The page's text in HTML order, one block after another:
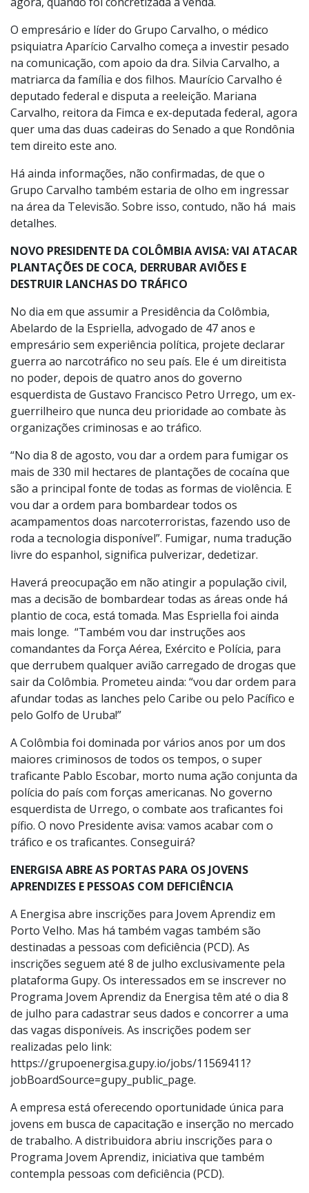
O empresário e líder do Grupo Carvalho, o médico
psiquiatra Aparício Carvalho começa a investir pesado
na comunicação, com apoio da dra. Silvia Carvalho, a
matriarca da família e dos filhos. Maurício Carvalho é
deputado federal e disputa a reeleição. Mariana
Carvalho, reitora da Fimca e ex-deputada federal, agora
quer uma das duas cadeiras do Senado a que Rondônia
tem direito este ano.
Há ainda informações, não confirmadas, de que o
Grupo Carvalho também estaria de olho em ingressar
na área da Televisão. Sobre isso, contudo, não há mais
detalhes.
NOVO PRESIDENTE DA COLÔMBIA AVISA: VAI ATACAR
PLANTAÇÕES DE COCA, DERRUBAR AVIÕES E
DESTRUIR LANCHAS DO TRÁFICO
No dia em que assumir a Presidência da Colômbia,
Abelardo de la Espriella, advogado de 47 anos e
empresário sem experiência política, projete declarar
guerra ao narcotráfico no seu país. Ele é um direitista
no poder, depois de quatro anos do governo
esquerdista de Gustavo Francisco Petro Urrego, um ex-
guerrilheiro que nunca deu prioridade ao combate às
organizações criminosas e ao tráfico.
“No dia 8 de agosto, vou dar a ordem para fumigar os
mais de 330 mil hectares de plantações de cocaína que
são a principal fonte de todas as formas de violência. E
vou dar a ordem para bombardear todos os
acampamentos doas narcoterroristas, fazendo uso de
roda a tecnologia disponível”. Fumigar, numa tradução
livre do espanhol, significa pulverizar, dedetizar.
Haverá preocupação em não atingir a população civil,
mas a decisão de bombardear todas as áreas onde há
plantio de coca, está tomada. Mas Espriella foi ainda
mais longe. “Também vou dar instruções aos
comandantes da Força Aérea, Exército e Polícia, para
que derrubem qualquer avião carregado de drogas que
sair da Colômbia. Prometeu ainda: “vou dar ordem para
afundar todas as lanches pelo Caribe ou pelo Pacífico e
pelo Golfo de Uruba!”
A Colômbia foi dominada por vários anos por um dos
maiores criminosos de todos os tempos, o super
traficante Pablo Escobar, morto numa ação conjunta da
polícia do país com forças americanas. No governo
esquerdista de Urrego, o combate aos traficantes foi
pífio. O novo Presidente avisa: vamos acabar com o
tráfico e os traficantes. Conseguirá?
ENERGISA ABRE AS PORTAS PARA OS JOVENS
APRENDIZES E PESSOAS COM DEFICIÊNCIA
A Energisa abre inscrições para Jovem Aprendiz em
Porto Velho. Mas há também vagas também são
destinadas a pessoas com deficiência (PCD). As
inscrições seguem até 8 de julho exclusivamente pela
plataforma Gupy. Os interessados em se inscrever no
Programa Jovem Aprendiz da Energisa têm até o dia 8
de julho para cadastrar seus dados e concorrer a uma
das vagas disponíveis. As inscrições podem ser
realizadas pelo link:
https://grupoenergisa.gupy.io/jobs/11569411?
jobBoardSource=gupy_public_page.
A empresa está oferecendo oportunidade única para
jovens em busca de capacitação e inserção no mercado
de trabalho. A distribuidora abriu inscrições para o
Programa Jovem Aprendiz, iniciativa que também
contempla pessoas com deficiência (PCD).